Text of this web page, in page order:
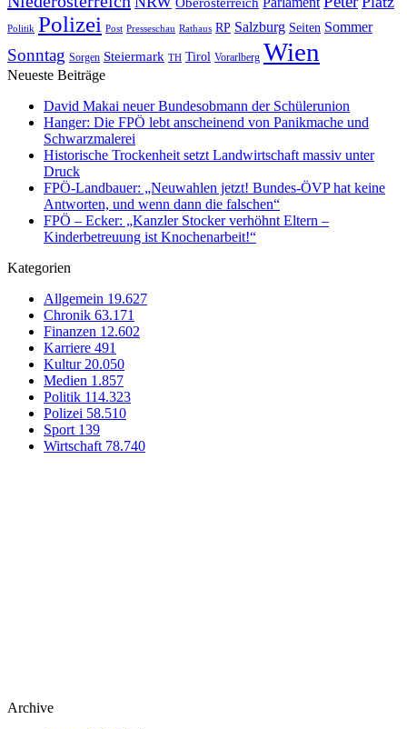
Politik Polizei Post Presseschau Rathaus RP Salzburg Seiten Sommer
Sonntag Sorgen Steiermark TH Tirol Vorarlberg Wien
Neueste Beiträge
David Makai neuer Bundesobmann der Schülerunion
Hanger: Die FPÖ lebt anscheinend von Panikmache und
Schwarzmalerei
Historische Trockenheit setzt Landwirtschaft massiv unter
Druck
FPÖ-Landbauer: „Neuwahlen jetzt! Bundes-ÖVP hat keine
Antworten, und wenn dann die falschen“
FPÖ – Ecker: „Kanzler Stocker verhöhnt Eltern –
Kinderbetreuung ist Knochenarbeit!“
Kategorien
Allgemein 19.627
Chronik 63.171
Finanzen 12.602
Karriere 491
Kultur 20.050
Medien 1.857
Politik 114.323
Polizei 58.510
Sport 139
Wirtschaft 78.740
Archive